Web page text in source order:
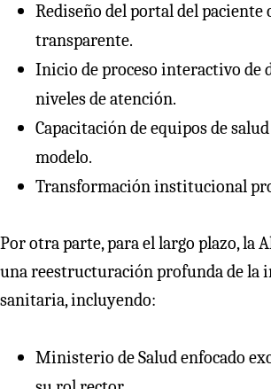
Rediseño del portal del
transparente.
Inicio de proceso interactivo de
niveles de atención.
Capacitación de equipos de
modelo.
Transformación institucional
Por otra parte, para el largo plazo, la
una reestructuración profunda de la
sanitaria, incluyendo:
Ministerio de Salud enfocado